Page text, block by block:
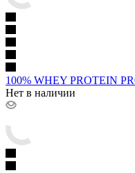
100% WHEY PROTEIN
Нет в наличии